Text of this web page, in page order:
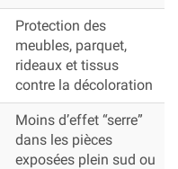
Protection des
meubles, parquet,
rideaux et tissus
contre la décoloration
Moins d’effet “serre”
dans les pièces
exposées plein sud ou